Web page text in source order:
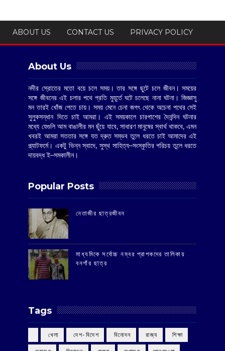
ABOUT US CONTACT US PRIVACY POLICY
About Us
নদীর স্রোতের মতো বয়ে চলে সময়। তার সঙ্গে ছুটে চলে জীবন। সময়ের
সঙ্গে জীবনের এই চলার পথে প্রতি মুহূর্তে ঘটে চলেছে নানা ঘটনা। জিজ্ঞাসু
মন তারই খোঁজ পেতে চায়। সময় মেনে চেনা জগৎ থেকে অচেনা পথের সেই
সুলুকসন্ধান দিতে চাই আমরা। এই সময়কালে চারপাশের দৈনন্দিন ঘটনার
মধ্যে যেগুলি আম বাঙালীর মন ছুঁয়ে যাবে, সাধারণ মানুষের স্বার্থ থাকবে, এমন
খবরই আমরা সততার সঙ্গে যত দ্রুত সম্ভব তুলে ধরতে চাই আমাদের এই
প্ল্যাটফর্মে। একটু ভিন্ন স্বাদে, সুস্থ সাহিত্য–সংস্কৃতির পরিচয় তুলে ধরতে
দায়বদ্ধ ই–সমকালীন।
Popular Posts
‌নেতাজীর ছাত্রজীবন
মাধ্যমিকে সর্বোচ্চ নম্বর প্রাপকদের তালিকায়
বনগাঁর ছাত্র
Tags
‌ খেলা ‌ দেশ-বিদেশ ‌ বিনোদন ‌ রাজ্য ‌ শিক্ষা